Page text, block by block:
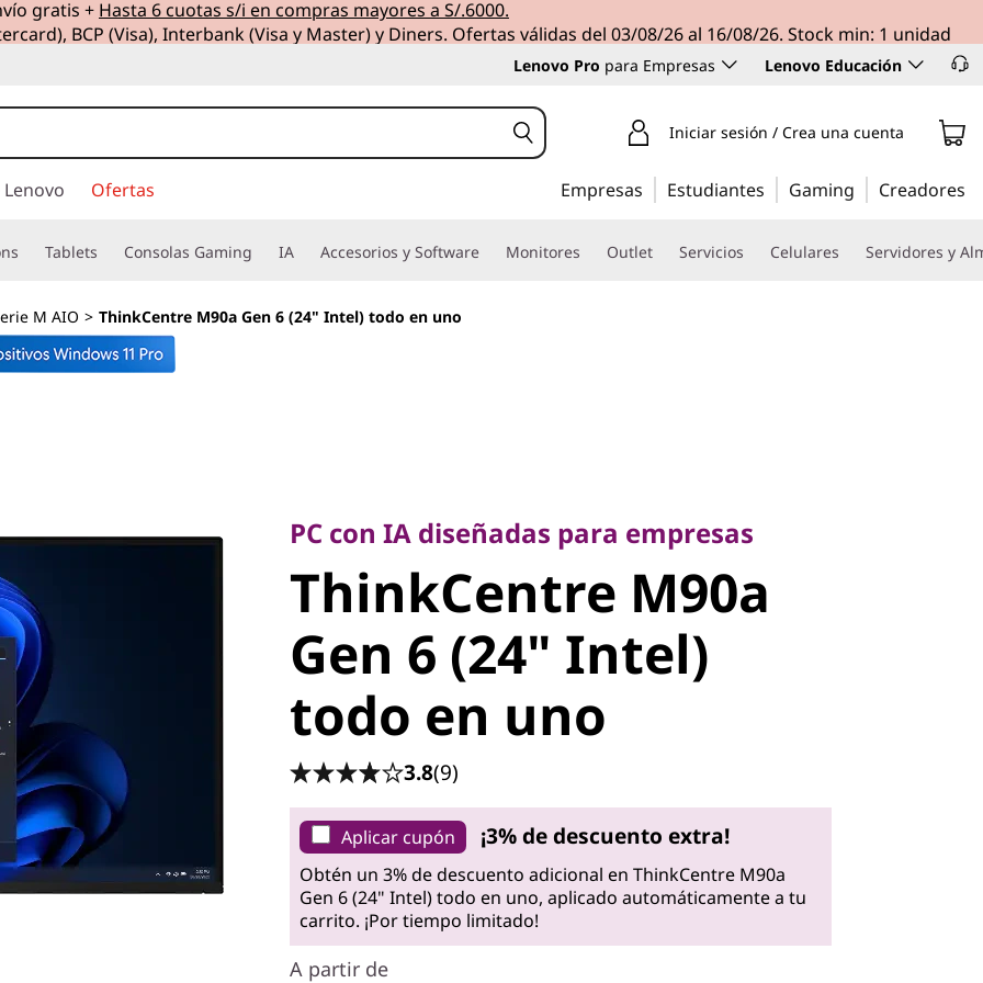
gratis + Hasta 6 cuotas s/i en compras mayores a S/.6000.
BCP (Visa), Interbank (Visa y Master) y Diners. Ofertas válidas del 03/08/26 al 16/08/26. Stock min: 1 unidad
Lenovo Pro para Empresas Lenovo Educación
Iniciar sesión / Crea una cuenta
Ofertas Empresas Estudiantes Gaming Creadores
Tablets Consolas Gaming IA Accesorios y Software Monitores Outlet Servicios Celulares Servidores y
M AIO > ThinkCentre M90a Gen 6 (24" Intel) todo en uno
ThinkCentre M90a
Gen 6 (24" Intel)
todo en uno
PC con IA diseñadas para empresas
ThinkCentre M90a
Gen 6 (24" Intel)
todo en uno
3.8(9)
Aplicar cupón ¡3% de descuento extra!
Obtén un 3% de descuento adicional en ThinkCentre M90a
Gen 6 (24" Intel) todo en uno, aplicado automáticamente a tu
carrito. ¡Por tiempo limitado!
A partir de